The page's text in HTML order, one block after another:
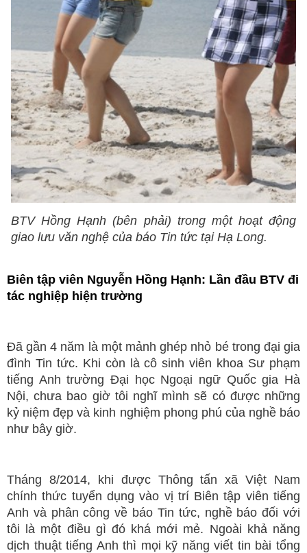
BTV Hồng Hạnh (bên phải) trong một hoạt động
giao lưu văn nghệ của báo Tin tức tại Hạ Long.
Biên tập viên Nguyễn Hồng Hạnh: Lần đầu BTV đi
tác nghiệp hiện trường
Đã gần 4 năm là một mảnh ghép nhỏ bé trong đại gia
đình Tin tức. Khi còn là cô sinh viên khoa Sư phạm
tiếng Anh trường Đại học Ngoại ngữ Quốc gia Hà
Nội, chưa bao giờ tôi nghĩ mình sẽ có được những
kỷ niệm đẹp và kinh nghiệm phong phú của nghề báo
như bây giờ.
Tháng 8/2014, khi được Thông tấn xã Việt Nam
chính thức tuyển dụng vào vị trí Biên tập viên tiếng
Anh và phân công về báo Tin tức, nghề báo đối với
tôi là một điều gì đó khá mới mẻ. Ngoài khả năng
dịch thuật tiếng Anh thì mọi kỹ năng viết tin bài tổng